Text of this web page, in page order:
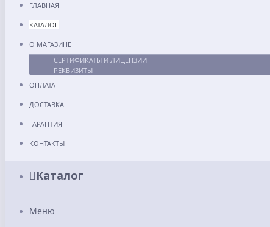
ГЛАВНАЯ
КАТАЛОГ
О МАГАЗИНЕ
СЕРТИФИКАТЫ И ЛИЦЕНЗИИ
РЕКВИЗИТЫ
ОПЛАТА
ДОСТАВКА
ГАРАНТИЯ
КОНТАКТЫ
Каталог
Меню